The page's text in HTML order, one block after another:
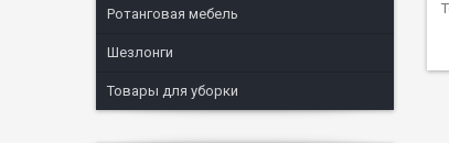
Ротанговая мебель
Шезлонги
Товары для уборки